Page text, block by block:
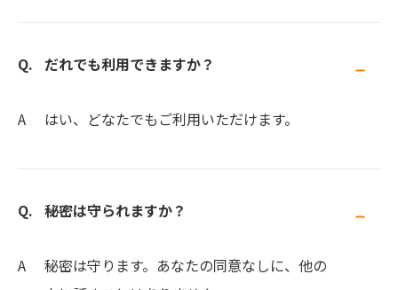
だれでも利用できますか？
はい、どなたでもご利用いただけます。
秘密は守られますか？
秘密は守ります。あなたの同意なしに、他の